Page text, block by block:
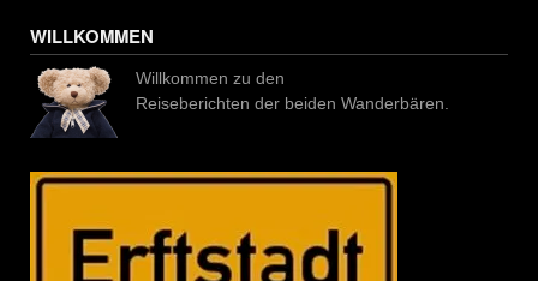
WILLKOMMEN
Willkommen zu den
Reiseberichten der beiden Wanderbären.